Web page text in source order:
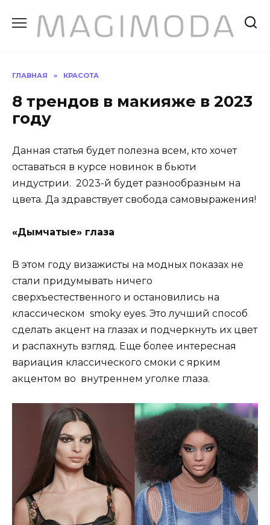
содержанию
ГЛАВНАЯ » КРАСОТА
8 трендов в макияже в 2023
году
Данная статья будет полезна всем, кто хочет
оставаться в курсе новинок в бьюти
индустрии. 2023-й будет разнообразным на
цвета. Да здравствует свобода самовыражения!
«Дымчатые» глаза
В этом году визажисты на модных показах не
стали придумывать ничего
сверхъестественного и остановились на
классическом smoky eyes. Это лучший способ
сделать акцент на глазах и подчеркнуть их цвет
и распахнуть взгляд. Еще более интересная
вариация классического смоки с ярким
акцентом во внутреннем уголке глаза.